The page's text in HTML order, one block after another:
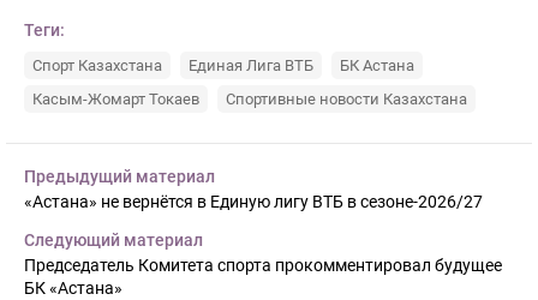
Теги:
Спорт Казахстана Единая Лига ВТБ
БК Астана
Касым-Жомарт Токаев
Спортивные новости Казахстана
Предыдущий материал
«Астана» не вернётся в Единую лигу ВТБ в сезоне-2026/27
Следующий материал
Председатель Комитета спорта прокомментировал будущее
БК «Астана»